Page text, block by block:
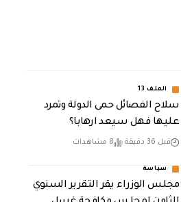
الملف 13
سلاح الفصائل حمى الدولة وتمرد
عليها فهل سيعد ارهابا؟
قبل 36 دقيقة 8 مشاهدات
سياسة
مجلس الوزراء يقر التقرير السنوي